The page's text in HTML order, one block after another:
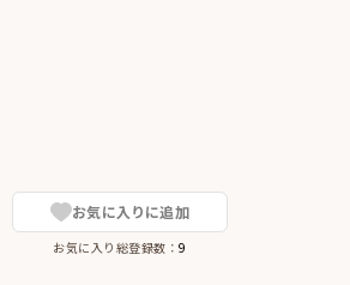
お気に入りに追加
お気に入り総登録数：9